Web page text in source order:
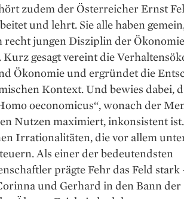
zudem der Österreicher Ernst
und lehrt. Sie alle haben
recht jungen Disziplin der
gesagt vereint die
Ökonomie und ergründet die
Kontext. Und bewies dabei,
oeconomicus“, wonach der
Nutzen maximiert, inkonsistent
Irrationalitäten, die vor allem
Als einer der bedeutendsten
prägte Fehr das Feld stark
und Gerhard in den Bann der